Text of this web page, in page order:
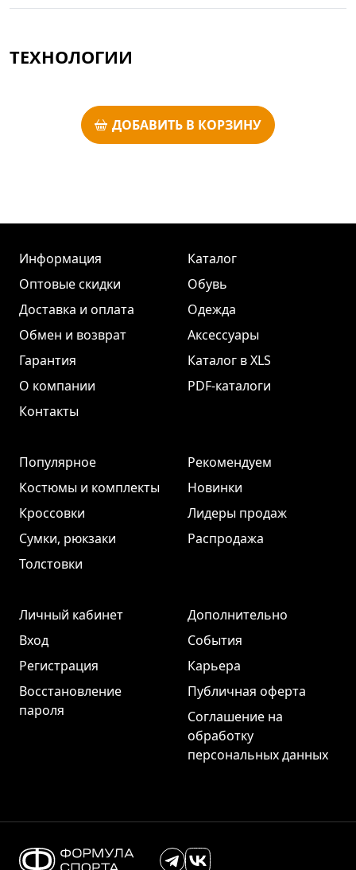
ТЕХНОЛОГИИ
ДОБАВИТЬ В КОРЗИНУ
Информация
Оптовые скидки
Доставка и оплата
Обмен и возврат
Гарантия
О компании
Контакты
Каталог
Обувь
Одежда
Аксессуары
Каталог в XLS
PDF-каталоги
Популярное
Костюмы и комплекты
Кроссовки
Сумки, рюкзаки
Толстовки
Рекомендуем
Новинки
Лидеры продаж
Распродажа
Личный кабинет
Вход
Регистрация
Восстановление
пароля
Дополнительно
События
Карьера
Публичная оферта
Соглашение на
обработку
персональных данных